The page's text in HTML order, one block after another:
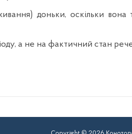
доньки, оскільки вона
а не на фактичний стан